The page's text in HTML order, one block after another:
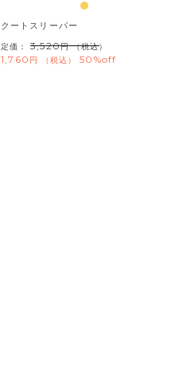
クートスリーパー
定価： 3,520 （税込）
1,760 税込 50%off